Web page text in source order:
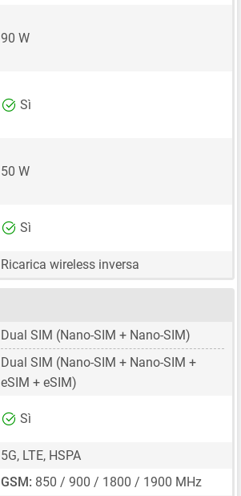
90 W
Sì
50 W
Sì
Ricarica wireless inversa
Dual SIM (Nano-SIM + Nano-SIM)
Dual SIM (Nano-SIM + Nano-SIM +
eSIM + eSIM)
Sì
5G, LTE, HSPA
GSM: 850 / 900 / 1800 / 1900 MHz